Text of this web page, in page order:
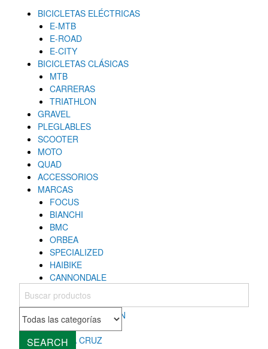
BICICLETAS ELÉCTRICAS
E-MTB
E-ROAD
E-CITY
BICICLETAS CLÁSICAS
MTB
CARRERAS
TRIATHLON
GRAVEL
PLEGLABLES
SCOOTER
MOTO
QUAD
ACCESSORIOS
MARCAS
FOCUS
BIANCHI
BMC
ORBEA
SPECIALIZED
HAIBIKE
CANNONDALE
COLNAGO
MONDRAKER
ROCKY MOUNTAIN
SANTA CRUZ
SEARCH